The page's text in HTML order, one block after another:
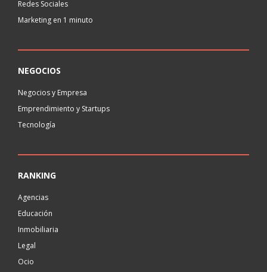
Redes Sociales
Marketing en 1 minuto
NEGOCIOS
Negocios y Empresa
Emprendimiento y Startups
Tecnología
RANKING
Agencias
Educación
Inmobiliaria
Legal
Ocio